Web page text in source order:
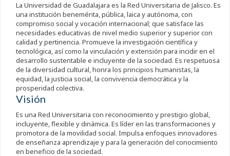
La Universidad de Guadalajara es la Red Universitaria de Jalisco. Es
una institución benemérita, pública, laica y autónoma, con
compromiso social y vocación internacional; que satisface las
necesidades educativas de nivel medio superior y superior con
calidad y pertinencia. Promueve la investigación científica y
tecnológica, así como la vinculación y extensión para incidir en el
desarrollo sustentable e incluyente de la sociedad. Es respetuosa
de la diversidad cultural, honra los principios humanistas, la
equidad, la justicia social, la convivencia democrática y la
prosperidad colectiva.
Visión
Es una Red Universitaria con reconocimiento y prestigio global,
incluyente, flexible y dinámica. Es líder en las transformaciones y
promotora de la movilidad social. Impulsa enfoques innovadores
de enseñanza aprendizaje y para la generación del conocimiento
en beneficio de la sociedad.